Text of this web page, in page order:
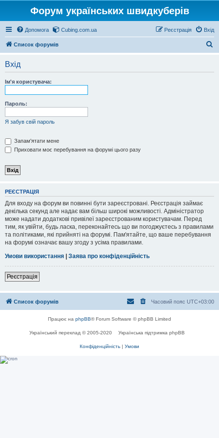
Форум українських швидкуберів
Допомога Cubing.com.ua Вхід
Реєстрація
Список форумів
Вхід
Ім'я користувача:
Пароль:
Я забув свій пароль
Запам'ятати мене
Приховати моє перебування на форумі цього разу
РЕЄСТРАЦІЯ
Для входу на форум ви повинні бути зареєстровані. Реєстрація займає
декілька секунд але надає вам більш широкі можливості. Адміністратор
може надати додаткові привілеї зареєстрованим користувачам. Перед
тим, як увійти, будь ласка, переконайтесь що ви погоджуєтесь з правилами
та політиками, які прийняті на форумі. Пам'ятайте, що ваше перебування
на форумі означає вашу згоду з усіма правилами.
Умови використання | Заява про конфіденційність
Реєстрація
Список форумів Часовий пояс UTC+03:00
Працює на phpBB® Forum Software © phpBB Limited
Український переклад © 2005-2020 Українська підтримка phpBB
Конфіденційність | Умови